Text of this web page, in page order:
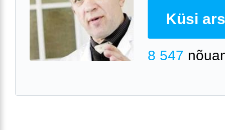
Küsi
8 547